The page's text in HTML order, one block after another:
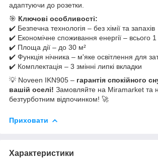
адаптуючи до розетки.
🎯 Ключові особливості:
✔️ Безпечна технологія – без хімії та запахів
✔️ Економічне споживання енергії – всього 1
✔️ Площа дії – до 30 м²
✔️ Функція нічника – м'яке освітлення для
✔️ Комплектація – 3 змінні липкі вкладки
💡 Noveen IKN905 – гарантія спокійного
вашій оселі! Замовляйте на Miramarket та
безтурботним відпочинком! 🚀
Приховати
Характеристики